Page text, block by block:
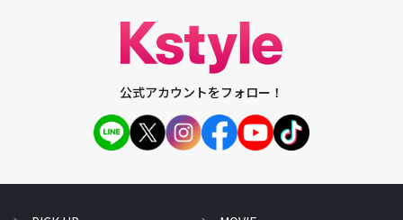
公式アカウントをフォロー！